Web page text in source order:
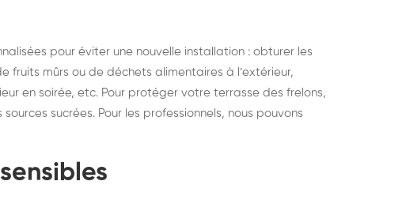
pour éviter une nouvelle installation : obturer les
fruits mûrs ou de déchets alimentaires à l’extérieur,
en soirée, etc. Pour protéger votre terrasse des frelons,
sucrées. Pour les professionnels, nous pouvons